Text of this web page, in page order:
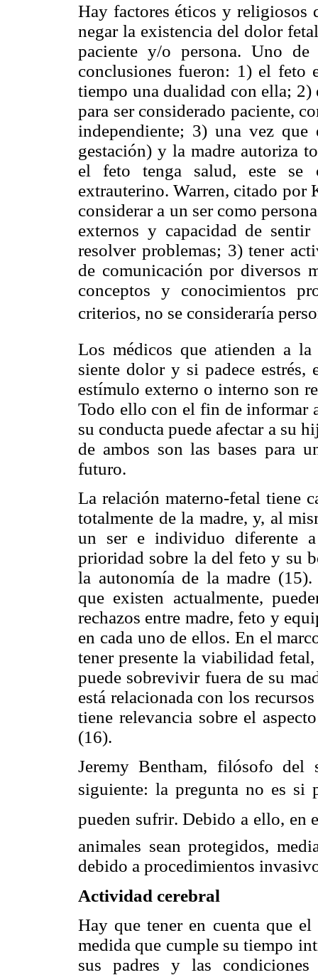
Hay factores éticos y religiosos
negar la existencia del dolor
paciente y/o persona. Uno
conclusiones fueron: 1) el feto
tiempo una dualidad con ella;
para ser considerado paciente,
independiente; 3) una vez
gestación) y la madre autoriza
el feto tenga salud, este se
extrauterino. Warren, citado por
considerar a un ser como
externos y capacidad de
resolver problemas; 3) tener
de comunicación por diversos
conceptos y conocimientos
criterios, no se consideraría
Los médicos que atienden a
siente dolor y si padece estrés,
estímulo externo o interno son
Todo ello con el fin de informar
su conducta puede afectar a su
de ambos son las bases para
futuro.
La relación materno-fetal tiene
totalmente de la madre, y, al
un ser e individuo diferente
prioridad sobre la del feto y su
la autonomía de la madre
que existen actualmente,
rechazos entre madre, feto y
en cada uno de ellos. En el
tener presente la viabilidad
puede sobrevivir fuera de su
está relacionada con los
tiene relevancia sobre el
(16).
Jeremy Bentham, filósofo
siguiente: la pregunta no es
pueden sufrir. Debido a ello,
animales sean protegidos,
debido a procedimientos
Actividad cerebral
Hay que tener en cuenta que
medida que cumple su tiempo
sus padres y las